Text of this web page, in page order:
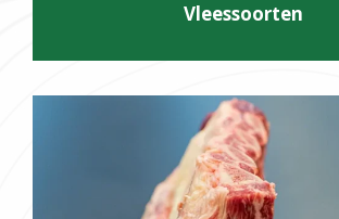
Vleessoorten